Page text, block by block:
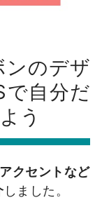
ンのデザ
で自分だ
う
クセントなど
しました。